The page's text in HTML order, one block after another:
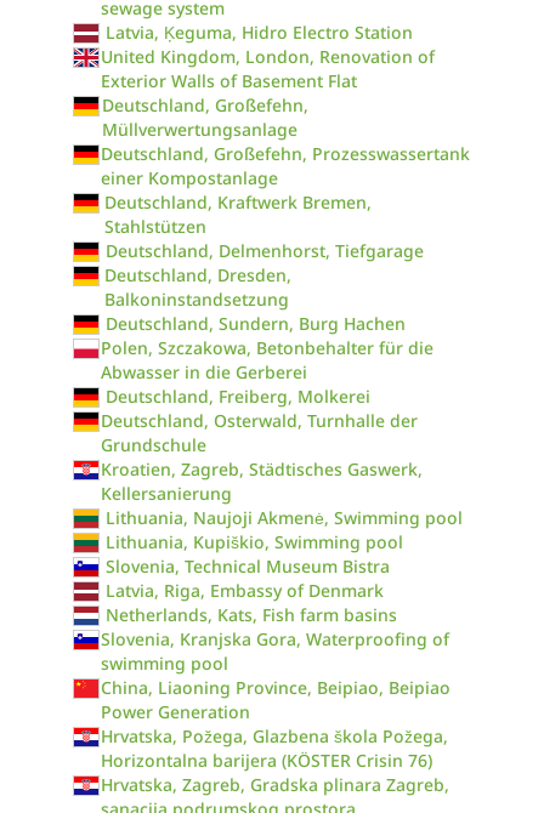
sewage system
Latvia, Ķeguma, Hidro Electro Station
United Kingdom, London, Renovation of
Exterior Walls of Basement Flat
Deutschland, Großefehn,
Müllverwertungsanlage
Deutschland, Großefehn, Prozesswassertank
einer Kompostanlage
Deutschland, Kraftwerk Bremen,
Stahlstützen
Deutschland, Delmenhorst, Tiefgarage
Deutschland, Dresden,
Balkoninstandsetzung
Deutschland, Sundern, Burg Hachen
Polen, Szczakowa, Betonbehalter für die
Abwasser in die Gerberei
Deutschland, Freiberg, Molkerei
Deutschland, Osterwald, Turnhalle der
Grundschule
Kroatien, Zagreb, Städtisches Gaswerk,
Kellersanierung
Lithuania, Naujoji Akmenė, Swimming pool
Lithuania, Kupiškio, Swimming pool
Slovenia, Technical Museum Bistra
Latvia, Riga, Embassy of Denmark
Netherlands, Kats, Fish farm basins
Slovenia, Kranjska Gora, Waterproofing of
swimming pool
China, Liaoning Province, Beipiao, Beipiao
Power Generation
Hrvatska, Požega, Glazbena škola Požega,
Horizontalna barijera (KÖSTER Crisin 76)
Hrvatska, Zagreb, Gradska plinara Zagreb,